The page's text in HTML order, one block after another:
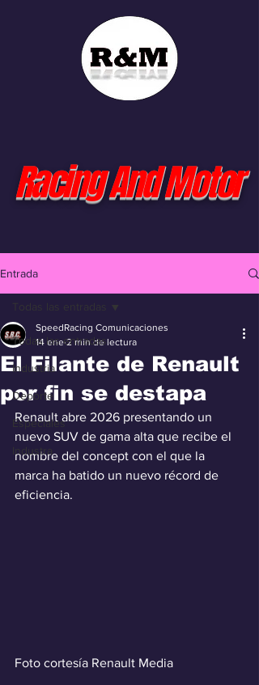
Racing And Motor
Entrada
Todas las entradas
Industria
Deporte
Especiales
Industra
Todas las entradas
El Filante de Renault
por fin se destapa
SpeedRacing Comunicaciones
14 ene 2 min de lectura
Renault abre 2026 presentando un
nuevo SUV de gama alta que recibe el
nombre del concept con el que la
marca ha batido un nuevo récord de
eficiencia.
Foto cortesía Renault Media